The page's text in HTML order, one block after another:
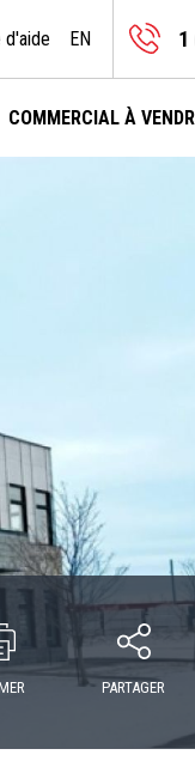
d'aide EN 1
COMMERCIAL À
PARTAGER